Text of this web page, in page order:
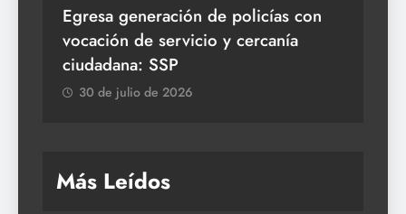
Egresa generación de policías con
vocación de servicio y cercanía
ciudadana: SSP
30 de julio de 2026
Más Leídos